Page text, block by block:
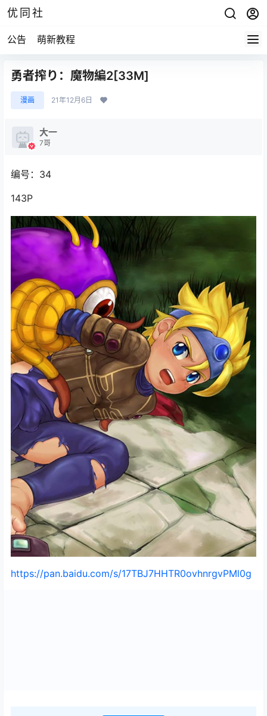
优同社
公告 萌新教程
勇者搾り：魔物編2[33M]
漫画 21年12月6日
大一
7哥
编号：34
143P
https://pan.baidu.com/s/17TBJ7HHTR0ovhnrgvPMl0g